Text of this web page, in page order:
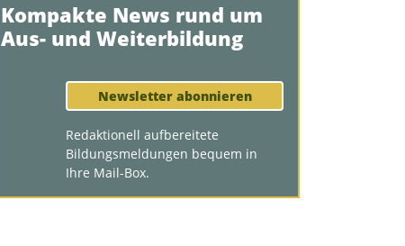
Kompakte News rund um
Aus- und Weiterbildung
Newsletter abonnieren
Redaktionell aufbereitete
Bildungsmeldungen bequem in
Ihre Mail-Box.